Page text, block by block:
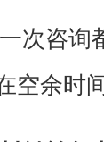
次咨询
空余时